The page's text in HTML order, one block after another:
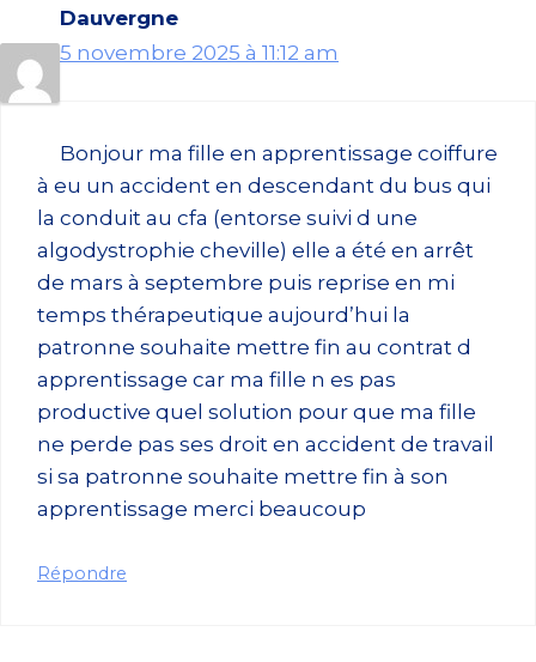
Dauvergne
5 novembre 2025 à 11:12 am
Bonjour ma fille en apprentissage coiffure
à eu un accident en descendant du bus qui
la conduit au cfa (entorse suivi d une
algodystrophie cheville) elle a été en arrêt
de mars à septembre puis reprise en mi
temps thérapeutique aujourd’hui la
patronne souhaite mettre fin au contrat d
apprentissage car ma fille n es pas
productive quel solution pour que ma fille
ne perde pas ses droit en accident de travail
si sa patronne souhaite mettre fin à son
apprentissage merci beaucoup
Répondre